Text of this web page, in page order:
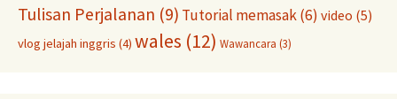
Tulisan Perjalanan (9) Tutorial memasak(6) video (5)
vlog jelajah inggris (4) wales (12) Wawancara (3)